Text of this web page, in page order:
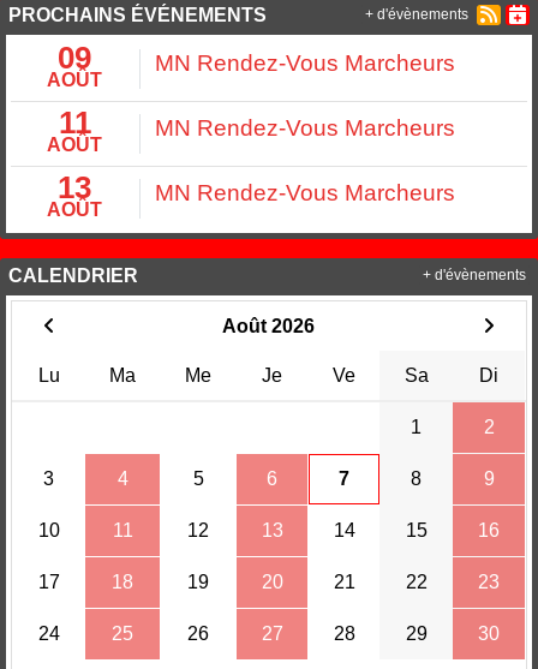
PROCHAINS ÉVÉNEMENTS
09
AOÛT
MN Rendez-Vous Marcheurs
11
AOÛT
MN Rendez-Vous Marcheurs
13
AOÛT
MN Rendez-Vous Marcheurs
+ d'évènements
CALENDRIER
Août 2026
Lu Ma Me Je Ve Sa Di
1 2
3 4 5 6 7 8 9
10 11 12 13 14 15 16
17 18 19 20 21 22 23
24 25 26 27 28 29 30
+ d'évènements